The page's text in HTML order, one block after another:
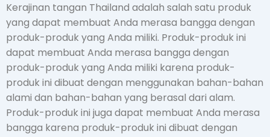
Kerajinan tangan Thailand adalah salah satu produk
yang dapat membuat Anda merasa bangga dengan
produk-produk yang Anda miliki. Produk-produk ini
dapat membuat Anda merasa bangga dengan
produk-produk yang Anda miliki karena produk-
produk ini dibuat dengan menggunakan bahan-bahan
alami dan bahan-bahan yang berasal dari alam.
Produk-produk ini juga dapat membuat Anda merasa
bangga karena produk-produk ini dibuat dengan